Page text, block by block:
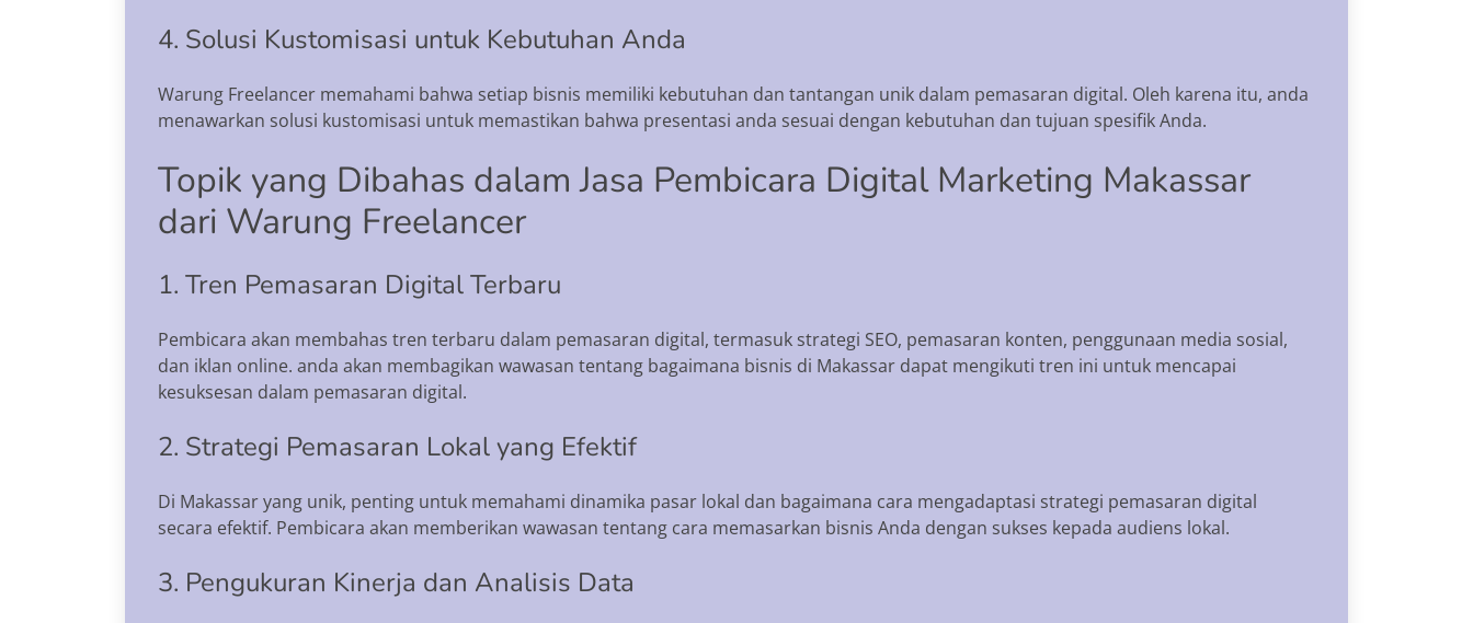
4. Solusi Kustomisasi untuk Kebutuhan Anda
Warung Freelancer memahami bahwa setiap bisnis memiliki kebutuhan dan tantangan unik dalam pemasaran digital. Oleh karena itu, anda
menawarkan solusi kustomisasi untuk memastikan bahwa presentasi anda sesuai dengan kebutuhan dan tujuan spesifik Anda.
Topik yang Dibahas dalam Jasa Pembicara Digital Marketing Makassar
dari Warung Freelancer
1. Tren Pemasaran Digital Terbaru
Pembicara akan membahas tren terbaru dalam pemasaran digital, termasuk strategi SEO, pemasaran konten, penggunaan media sosial,
dan iklan online. anda akan membagikan wawasan tentang bagaimana bisnis di Makassar dapat mengikuti tren ini untuk mencapai
kesuksesan dalam pemasaran digital.
2. Strategi Pemasaran Lokal yang Efektif
Di Makassar yang unik, penting untuk memahami dinamika pasar lokal dan bagaimana cara mengadaptasi strategi pemasaran digital
secara efektif. Pembicara akan memberikan wawasan tentang cara memasarkan bisnis Anda dengan sukses kepada audiens lokal.
3. Pengukuran Kinerja dan Analisis Data